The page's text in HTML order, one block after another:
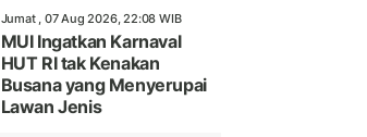
Jumat , 07 Aug 2026, 22:08 WIB
MUI Ingatkan Karnaval
HUT RI tak Kenakan
Busana yang Menyerupai
Lawan Jenis